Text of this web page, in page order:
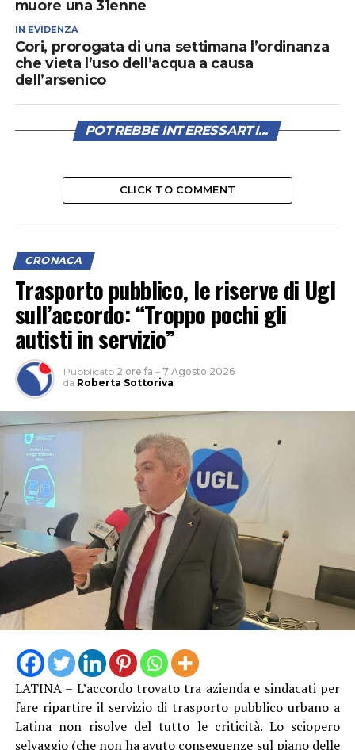
muore una 31enne
IN EVIDENZA
Cori, prorogata di una settimana l’ordinanza
che vieta l’uso dell’acqua a causa
dell’arsenico
POTREBBE INTERESSARTI...
CLICK TO COMMENT
CRONACA
Trasporto pubblico, le riserve di Ugl
sull’accordo: “Troppo pochi gli
autisti in servizio”
Pubblicato 2 ore fa – 7 Agosto 2026
da Roberta Sottoriva
LATINA – L’accordo trovato tra azienda e sindacati per
fare ripartire il servizio di trasporto pubblico urbano a
Latina non risolve del tutto le criticità. Lo sciopero
selvaggio (che non ha avuto conseguenze sul piano delle